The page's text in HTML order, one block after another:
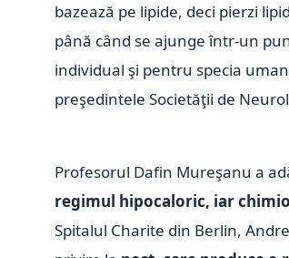
bazează pe lipide, deci pierzi
până când se ajunge într-un
individual şi pentru specia
preşedintele Societăţii de
Profesorul Dafin Mureşanu a
regimul hipocaloric, iar
Spitalul Charite din Berlin,